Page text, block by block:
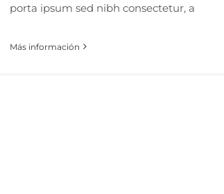
porta ipsum sed nibh consectetur, a
Más información